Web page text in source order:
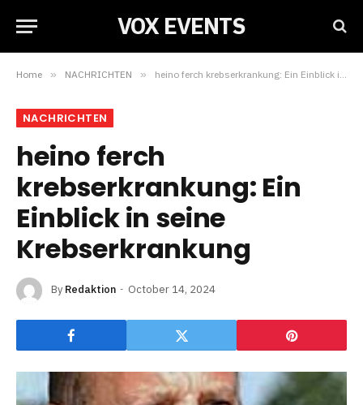
VOX EVENTS
Home » NACHRICHTEN » heino ferch krebserkrankung: Ein Einblick in seine Krebserkrankung
NACHRICHTEN
heino ferch
krebserkrankung: Ein
Einblick in seine
Krebserkrankung
By Redaktion October 14, 2024